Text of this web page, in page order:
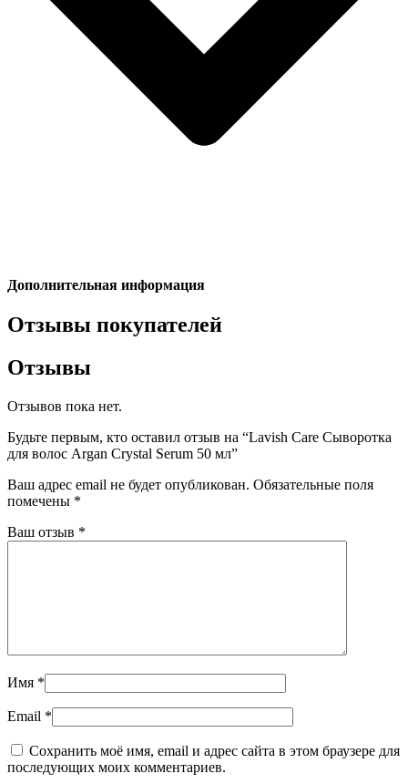
Дополнительная информация
Отзывы покупателей
Отзывы
Отзывов пока нет.
Будьте первым, кто оставил отзыв на “Lavish Care Сыворотка
для волос Argan Crystal Serum 50 мл”
Ваш адрес email не будет опубликован. Обязательные поля
помечены *
Ваш отзыв *
Имя *
Email *
Сохранить моё имя, email и адрес сайта в этом браузере для
последующих моих комментариев.